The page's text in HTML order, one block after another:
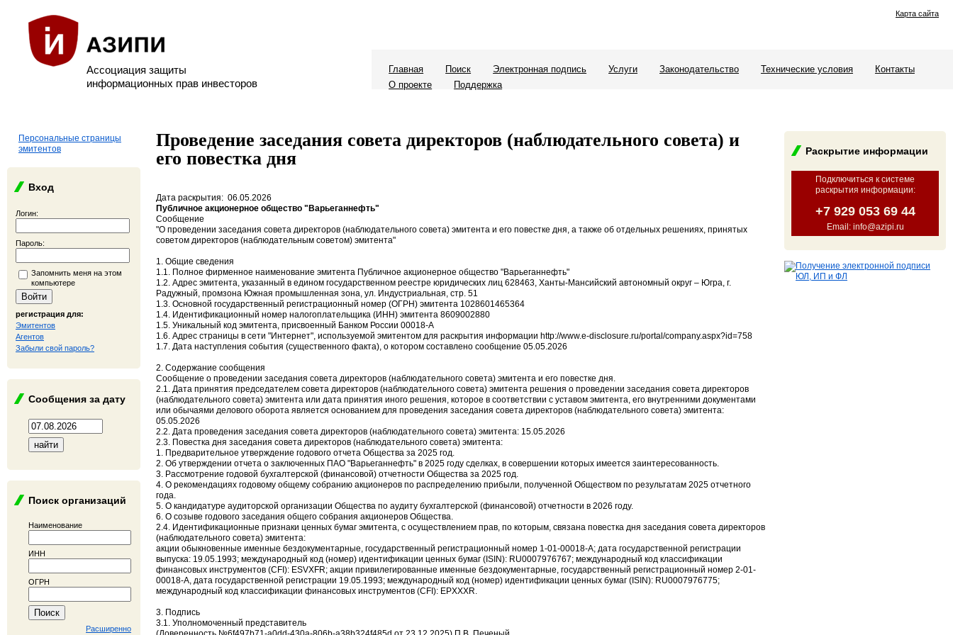
Ассоциация защиты
информационных прав инвесторов
Карта сайта
Главная Поиск Электронная подпись Услуги Законодательство Технические условия
Контакты
О проекте
Поддержка
Персональные страницы
эмитентов
Вход
Логин:
Пароль:
Запомнить меня на этом
компьютере
регистрация для:
Эмитентов
Агентов
Забыли свой пароль?
Сообщения за дату
Поиск организаций
Наименование
ИНН
ОГРН
Расширенно
Раскрытие информации
Подключиться к системе
раскрытия информации:
+7 929 053 69 44
Email: info@azipi.ru
Проведение заседания совета директоров (наблюдательного совета) и
его повестка дня
Дата раскрытия: 06.05.2026
Публичное акционерное общество "Варьеганнефть"
Сообщение
"О проведении заседания совета директоров (наблюдательного совета) эмитента и его повестке дня, а также об отдельных решениях, принятых
советом директоров (наблюдательным советом) эмитента"
1. Общие сведения
1.1. Полное фирменное наименование эмитента Публичное акционерное общество "Варьеганнефть"
1.2. Адрес эмитента, указанный в едином государственном реестре юридических лиц 628463, Ханты-Мансийский автономный округ – Югра, г.
Радужный, промзона Южная промышленная зона, ул. Индустриальная, стр. 51
1.3. Основной государственный регистрационный номер (ОГРН) эмитента 1028601465364
1.4. Идентификационный номер налогоплательщика (ИНН) эмитента 8609002880
1.5. Уникальный код эмитента, присвоенный Банком России 00018-A
1.6. Адрес страницы в сети "Интернет", используемой эмитентом для раскрытия информации http://www.e-disclosure.ru/portal/company.aspx?id=758
1.7. Дата наступления события (существенного факта), о котором составлено сообщение 05.05.2026
2. Содержание сообщения
Сообщение о проведении заседания совета директоров (наблюдательного совета) эмитента и его повестке дня.
2.1. Дата принятия председателем совета директоров (наблюдательного совета) эмитента решения о проведении заседания совета директоров
(наблюдательного совета) эмитента или дата принятия иного решения, которое в соответствии с уставом эмитента, его внутренними документами
или обычаями делового оборота является основанием для проведения заседания совета директоров (наблюдательного совета) эмитента:
05.05.2026
2.2. Дата проведения заседания совета директоров (наблюдательного совета) эмитента: 15.05.2026
2.3. Повестка дня заседания совета директоров (наблюдательного совета) эмитента:
1. Предварительное утверждение годового отчета Общества за 2025 год.
2. Об утверждении отчета о заключенных ПАО "Варьеганнефть" в 2025 году сделках, в совершении которых имеется заинтересованность.
3. Рассмотрение годовой бухгалтерской (финансовой) отчетности Общества за 2025 год.
4. О рекомендациях годовому общему собранию акционеров по распределению прибыли, полученной Обществом по результатам 2025 отчетного
года.
5. О кандидатуре аудиторской организации Общества по аудиту бухгалтерской (финансовой) отчетности в 2026 году.
6. О созыве годового заседания общего собрания акционеров Общества.
2.4. Идентификационные признаки ценных бумаг эмитента, с осуществлением прав, по которым, связана повестка дня заседания совета директоров
(наблюдательного совета) эмитента:
акции обыкновенные именные бездокументарные, государственный регистрационный номер 1-01-00018-A; дата государственной регистрации
выпуска: 19.05.1993; международный код (номер) идентификации ценных бумаг (ISIN): RU0007976767; международный код классификации
финансовых инструментов (CFI): ESVXFR; акции привилегированные именные бездокументарные, государственный регистрационный номер 2-01-
00018-А, дата государственной регистрации 19.05.1993; международный код (номер) идентификации ценных бумаг (ISIN): RU0007976775;
международный код классификации финансовых инструментов (CFI): EPXXXR.
3. Подпись
3.1. Уполномоченный представитель